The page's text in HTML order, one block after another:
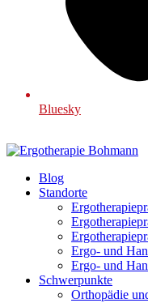
Bluesky
Blog
Standorte
Ergo- und
Ergo- und
Schwerpunkte
Orthopädie